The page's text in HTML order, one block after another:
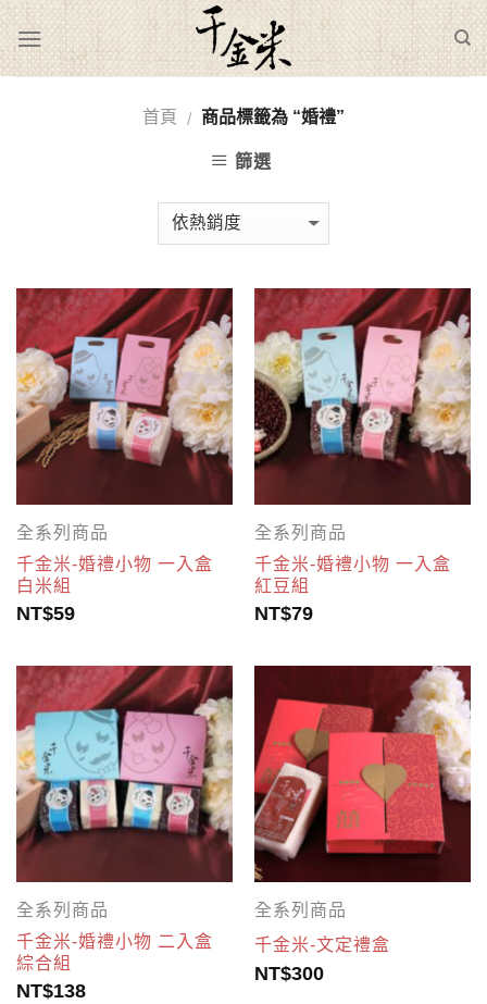
Skip
to
content
首頁 / 商品標籤為 “婚禮”
篩選
全系列商品
千金米-婚禮小物 一入盒
白米組
NT$59
全系列商品
千金米-婚禮小物 一入盒
紅豆組
NT$79
全系列商品
千金米-婚禮小物 二入盒
綜合組
NT$138
全系列商品
千金米-文定禮盒
NT$300